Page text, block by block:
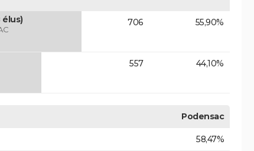
élus) 706 55,90%
557 44,10%
Podensac
58,47%